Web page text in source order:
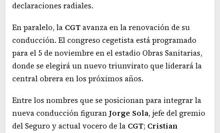
declaraciones radiales.
En paralelo, la CGTavanza en la renovación de su
conducción. El congreso cegetista está programado
para el 5 de noviembre en el estadio Obras Sanitarias,
donde se elegirá un nuevo triunvirato que liderará la
central obrera en los próximos años.
Entre los nombres que se posicionan para integrar la
nueva conducción figuranJorge Sola, jefe del gremio
del Seguro y actual vocero de la CGT; Cristian